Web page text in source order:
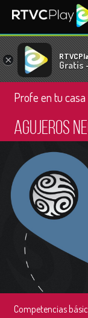
× Gratis
Profe en tu casa
Agujeros
Competencias